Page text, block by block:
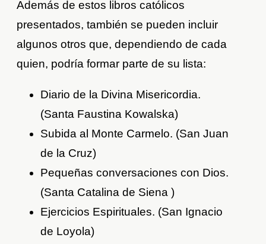
Además de estos libros católicos
presentados, también se pueden incluir
algunos otros que, dependiendo de cada
quien, podría formar parte de su lista:
Diario de la Divina Misericordia.
(Santa Faustina Kowalska)
Subida al Monte Carmelo. (San Juan
de la Cruz)
Pequeñas conversaciones con Dios.
(Santa Catalina de Siena )
Ejercicios Espirituales. (San Ignacio
de Loyola)